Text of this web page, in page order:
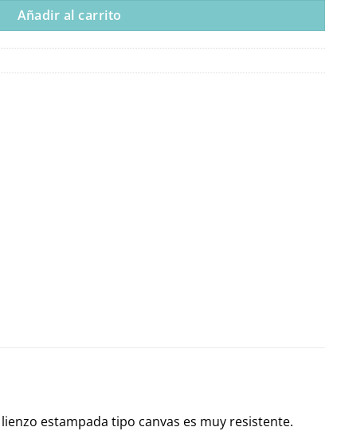
Añadir al carrito
estampada tipo canvas es muy resistente.